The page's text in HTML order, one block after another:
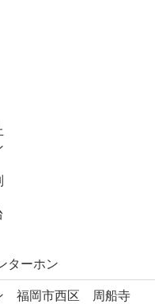
ターホン
福岡市西区 周船寺